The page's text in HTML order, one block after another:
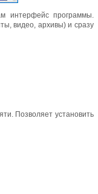
интерфейс программы.
видео, архивы) и сразу
Позволяет установить